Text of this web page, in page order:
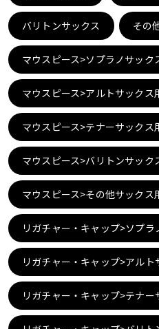
キーボード
管楽器
DTM オンライン納品
配信/ライブ機器
バリトンサックス その
マウスピース>ソプラノサック
マウスピース>アルトサックス
マウスピース>テナーサックス
マウスピース>バリトンサック
マウスピース>その他サックス
リガチャー・キャップ>ソプラ
リガチャー・キャップ>アルト
リガチャー・キャップ>テナー